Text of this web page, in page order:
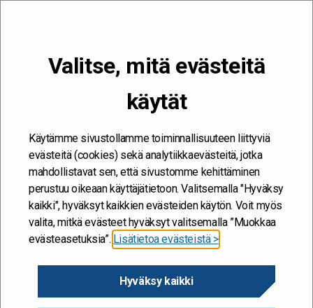
Valitse, mitä evästeitä
käytät
Käytämme sivustollamme toiminnallisuuteen liittyviä
evästeitä (cookies) sekä analytiikkaevästeitä, jotka
mahdollistavat sen, että sivustomme kehittäminen
perustuu oikeaan käyttäjätietoon. Valitsemalla "Hyväksy
kaikki", hyväksyt kaikkien evästeiden käytön. Voit myös
valita, mitkä evästeet hyväksyt valitsemalla ”Muokkaa
evästeasetuksia”. Lisätietoa evästeistä >
Hyväksy kaikki
Kehitän ja kehityn #töissäSuomelle
Palvelut